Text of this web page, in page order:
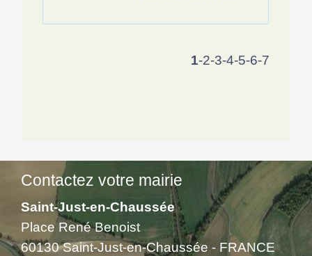
1-2-3-4-5-6-7
Contactez votre mairie
Saint-Just-en-Chaussée
Place René Benoist
60130 Saint-Just-en-Chaussée - FRANCE